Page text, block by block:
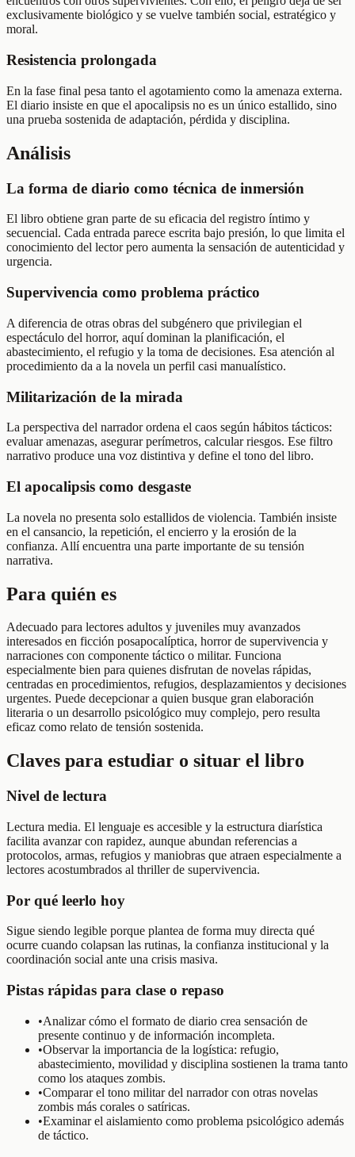
exclusivamente biológico y se vuelve también social, estratégico y
moral.
Resistencia prolongada
En la fase final pesa tanto el agotamiento como la amenaza externa.
El diario insiste en que el apocalipsis no es un único estallido, sino
una prueba sostenida de adaptación, pérdida y disciplina.
Análisis
La forma de diario como técnica de inmersión
El libro obtiene gran parte de su eficacia del registro íntimo y
secuencial. Cada entrada parece escrita bajo presión, lo que limita el
conocimiento del lector pero aumenta la sensación de autenticidad y
urgencia.
Supervivencia como problema práctico
A diferencia de otras obras del subgénero que privilegian el
espectáculo del horror, aquí dominan la planificación, el
abastecimiento, el refugio y la toma de decisiones. Esa atención al
procedimiento da a la novela un perfil casi manualístico.
Militarización de la mirada
La perspectiva del narrador ordena el caos según hábitos tácticos:
evaluar amenazas, asegurar perímetros, calcular riesgos. Ese filtro
narrativo produce una voz distintiva y define el tono del libro.
El apocalipsis como desgaste
La novela no presenta solo estallidos de violencia. También insiste
en el cansancio, la repetición, el encierro y la erosión de la
confianza. Allí encuentra una parte importante de su tensión
narrativa.
Para quién es
Adecuado para lectores adultos y juveniles muy avanzados
interesados en ficción posapocalíptica, horror de supervivencia y
narraciones con componente táctico o militar. Funciona
especialmente bien para quienes disfrutan de novelas rápidas,
centradas en procedimientos, refugios, desplazamientos y decisiones
urgentes. Puede decepcionar a quien busque gran elaboración
literaria o un desarrollo psicológico muy complejo, pero resulta
eficaz como relato de tensión sostenida.
Claves para estudiar o situar el libro
Nivel de lectura
Lectura media. El lenguaje es accesible y la estructura diarística
facilita avanzar con rapidez, aunque abundan referencias a
protocolos, armas, refugios y maniobras que atraen especialmente a
lectores acostumbrados al thriller de supervivencia.
Por qué leerlo hoy
Sigue siendo legible porque plantea de forma muy directa qué
ocurre cuando colapsan las rutinas, la confianza institucional y la
coordinación social ante una crisis masiva.
Pistas rápidas para clase o repaso
•Analizar cómo el formato de diario crea sensación de
presente continuo y de información incompleta.
•Observar la importancia de la logística: refugio,
abastecimiento, movilidad y disciplina sostienen la trama tanto
como los ataques zombis.
•Comparar el tono militar del narrador con otras novelas
zombis más corales o satíricas.
•Examinar el aislamiento como problema psicológico además
de táctico.